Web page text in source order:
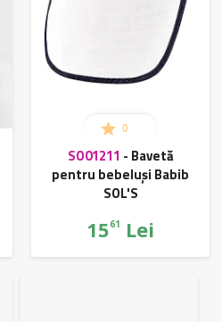
0
SO01211 - Bavetă
pentru bebeluși Babib
SOL'S
1561 Lei